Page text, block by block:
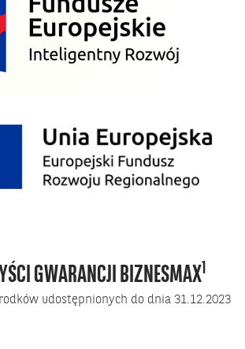
GWARANCJI BIZNESMAX1
udostępnionych do dnia 31.12.2023